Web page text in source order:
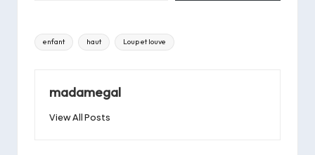
Tags:
enfant haut Loup et louve
madamegal
View All Posts